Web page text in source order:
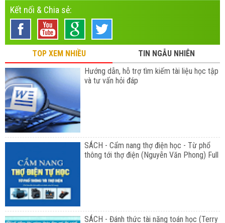
Kết nối & Chia sẻ:
TOP XEM NHIỀU
TIN NGẪU NHIÊN
Hướng dẫn, hỗ trợ tìm kiếm tài liệu học tập
và tư vấn hỏi đáp
SÁCH - Cẩm nang thợ điện học - Từ phổ
thông tới thợ điện (Nguyễn Văn Phong) Full
SÁCH - Đánh thức tài năng toán học (Terry